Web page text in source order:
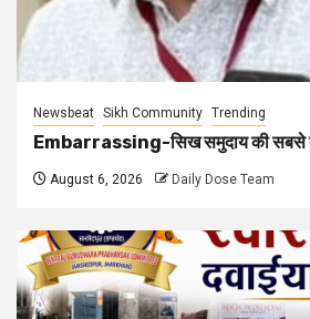
Newsbeat Sikh Community Trending
Embarrassing-सिख समुदाय की सबसे
August 6, 2026 Daily Dose Team